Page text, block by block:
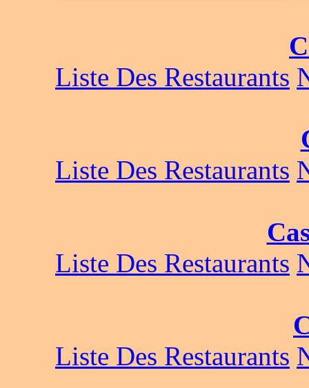
Liste Des Restaurants
Liste Des Restaurants
Liste Des Restaurants
Liste Des Restaurants